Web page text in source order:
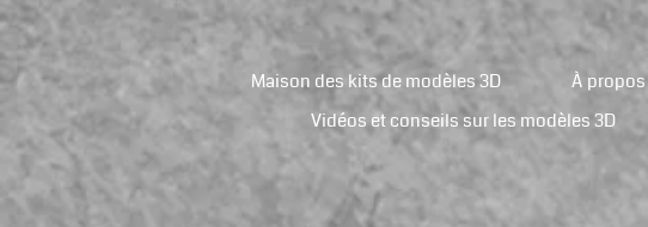
Maison des kits de modèles 3D À propos
Vidéos et conseils sur les modèles 3D